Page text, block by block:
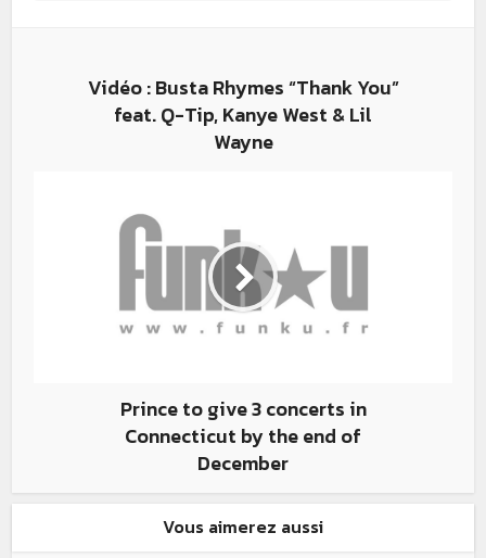
Vidéo : Busta Rhymes “Thank You”
feat. Q-Tip, Kanye West & Lil
Wayne
Prince to give 3 concerts in
Connecticut by the end of
December
Vous aimerez aussi